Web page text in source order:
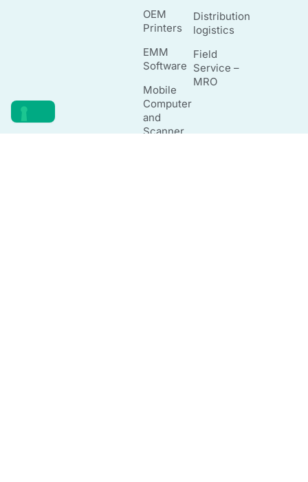
OEM
Printers
EMM
Software
Mobile
Computer
and
Scanner
Distribution
logistics
Field
Service –
MRO